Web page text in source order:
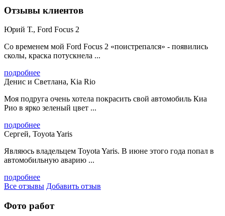
Отзывы клиентов
Юрий Т., Ford Focus 2
Со временем мой Ford Focus 2 «поистрепался» - появились
сколы, краска потускнела ...
подробнее
Денис и Светлана, Kia Rio
Моя подруга очень хотела покрасить свой автомобиль Киа
Рио в ярко зеленый цвет ...
подробнее
Сергей, Toyota Yaris
Являюсь владельцем Toyota Yaris. В июне этого года попал в
автомобильную аварию ...
подробнее
Все отзывы Добавить отзыв
Фото работ